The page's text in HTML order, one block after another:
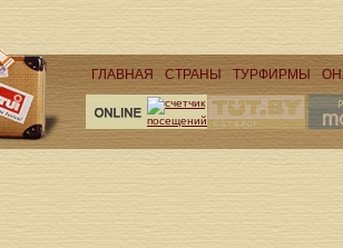
ГЛАВНАЯ СТРАНЫ ТУРФИРМЫ